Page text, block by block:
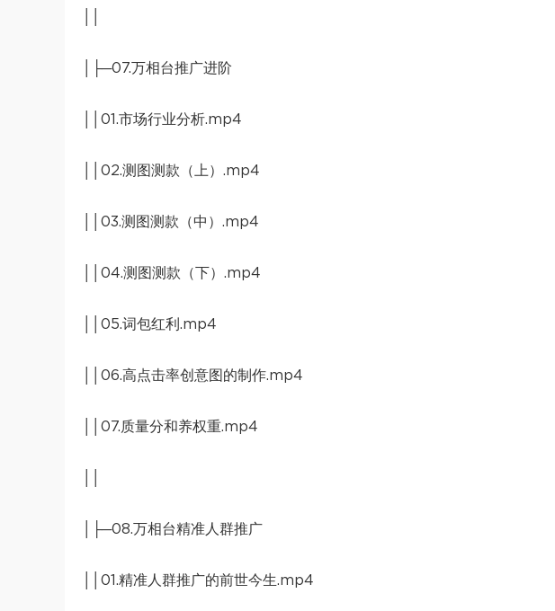
│├─07.万相台推广进阶
││01.市场行业分析.mp4
││02.测图测款（上）.mp4
││03.测图测款（中）.mp4
││04.测图测款（下）.mp4
││05.词包红利.mp4
││06.高点击率创意图的制作.mp4
││07.质量分和养权重.mp4
│├─08.万相台精准人群推广
││01.精准人群推广的前世今生.mp4